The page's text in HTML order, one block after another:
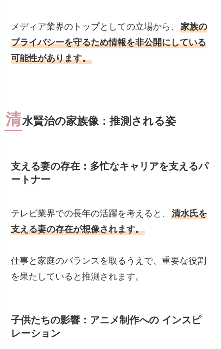
メディア業界のトップとしての立場から、家族の
プライバシーを守るため情報を非公開にしている
可能性があります。
清水賢治の家族像：推測される姿
支える妻の存在：多忙なキャリアを支えるパ
ートナー
テレビ業界での長年の活躍を考えると、清水氏を
支える妻の存在が想像されます。
仕事と家庭のバランスを取るうえで、重要な役割
を果たしていると推測されます。
子供たちの影響：アニメ制作への インスピ
レーション